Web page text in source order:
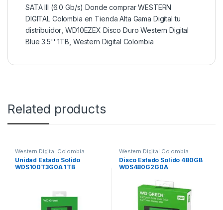
SATA III (6.0 Gb/s) Donde comprar WESTERN
DIGITAL Colombia en Tienda Alta Gama Digital tu
distribuidor ,WD10EZEX Disco Duro Western Digital
Blue 3.5'' 1TB Western Digital Colombia
Related products
Western Digital Colombia
Unidad Estado Solido
WDS100T3G0A 1TB
Western Digital Colombia
Disco Estado Solido 480GB
WDS480G2G0A